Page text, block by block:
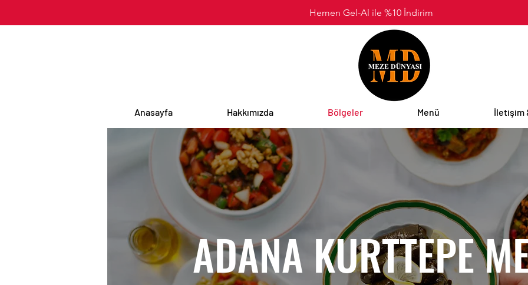
Hemen Gel-Al ile %10 İndirim
Anasayfa Hakkımızda Bölgeler Menü İletişim
ADANA KURTTEPE